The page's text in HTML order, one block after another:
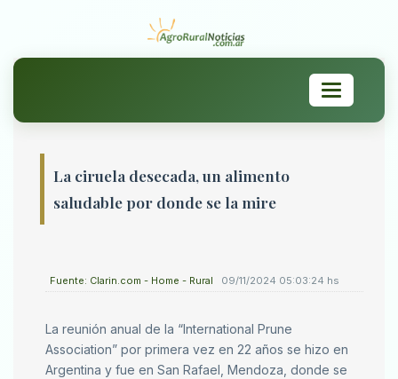
Toggle
navigation
La ciruela desecada, un alimento
saludable por donde se la mire
Fuente: Clarin.com - Home - Rural 09/11/2024 05:03:24 hs
La reunión anual de la “International Prune
Association” por primera vez en 22 años se hizo en
Argentina y fue en San Rafael, Mendoza, donde se